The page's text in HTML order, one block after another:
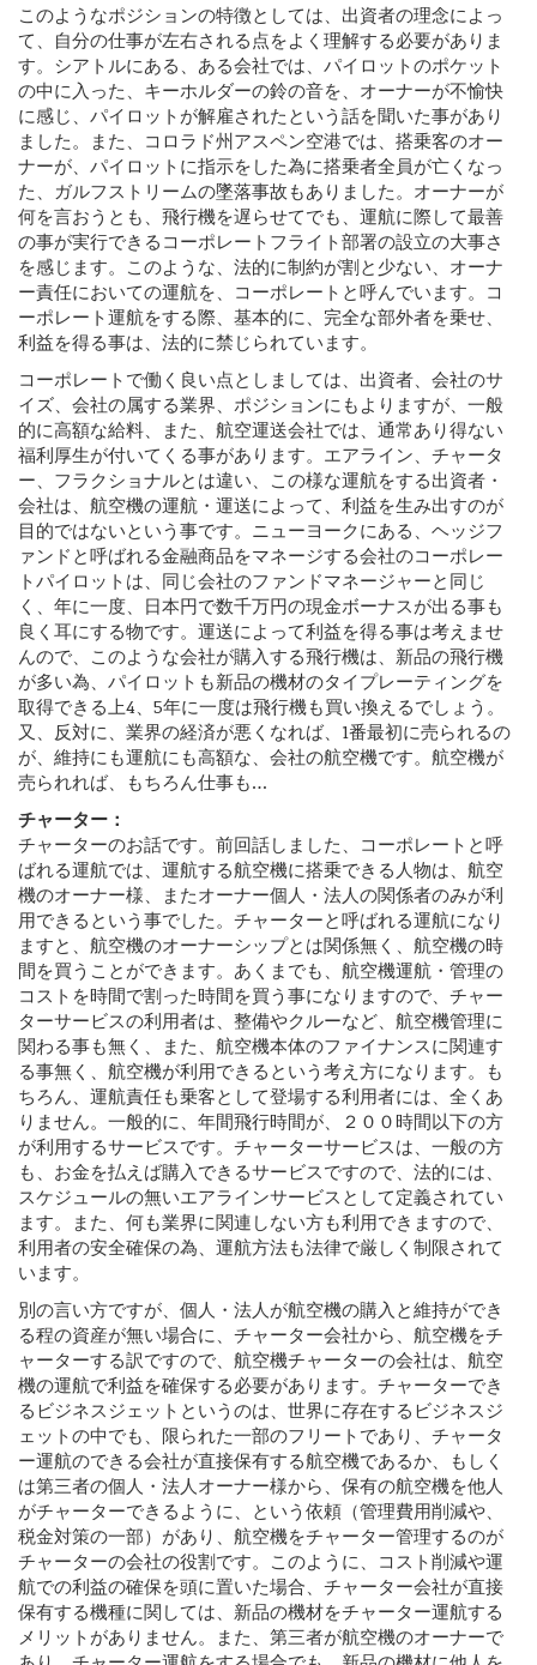
このようなポジションの特徴としては、出資者の理念によっ
て、自分の仕事が左右される点をよく理解する必要がありま
す。シアトルにある、ある会社では、パイロットのポケット
の中に入った、キーホルダーの鈴の音を、オーナーが不愉快
に感じ、パイロットが解雇されたという話を聞いた事があり
ました。また、コロラド州アスペン空港では、搭乗客のオー
ナーが、パイロットに指示をした為に搭乗者全員が亡くなっ
た、ガルフストリームの墜落事故もありました。オーナーが
何を言おうとも、飛行機を遅らせてでも、運航に際して最善
の事が実行できるコーポレートフライト部署の設立の大事さ
を感じます。このような、法的に制約が割と少ない、オーナ
ー責任においての運航を、コーポレートと呼んでいます。コ
ーポレート運航をする際、基本的に、完全な部外者を乗せ、
利益を得る事は、法的に禁じられています。
コーポレートで働く良い点としましては、出資者、会社のサ
イズ、会社の属する業界、ポジションにもよりますが、一般
的に高額な給料、また、航空運送会社では、通常あり得ない
福利厚生が付いてくる事があります。エアライン、チャータ
ー、フラクショナルとは違い、この様な運航をする出資者・
会社は、航空機の運航・運送によって、利益を生み出すのが
目的ではないという事です。ニューヨークにある、ヘッジフ
ァンドと呼ばれる金融商品をマネージする会社のコーポレー
トパイロットは、同じ会社のファンドマネージャーと同じ
く、年に一度、日本円で数千万円の現金ボーナスが出る事も
良く耳にする物です。運送によって利益を得る事は考えませ
んので、このような会社が購入する飛行機は、新品の飛行機
が多い為、パイロットも新品の機材のタイプレーティングを
取得できる上4、5年に一度は飛行機も買い換えるでしょう。
又、反対に、業界の経済が悪くなれば、1番最初に売られるの
が、維持にも運航にも高額な、会社の航空機です。航空機が
売られれば、もちろん仕事も…
チャーター：
チャーターのお話です。前回話しました、コーポレートと呼
ばれる運航では、運航する航空機に搭乗できる人物は、航空
機のオーナー様、またオーナー個人・法人の関係者のみが利
用できるという事でした。チャーターと呼ばれる運航になり
ますと、航空機のオーナーシップとは関係無く、航空機の時
間を買うことができます。あくまでも、航空機運航・管理の
コストを時間で割った時間を買う事になりますので、チャー
ターサービスの利用者は、整備やクルーなど、航空機管理に
関わる事も無く、また、航空機本体のファイナンスに関連す
る事無く、航空機が利用できるという考え方になります。も
ちろん、運航責任も乗客として登場する利用者には、全くあ
りません。一般的に、年間飛行時間が、２００時間以下の方
が利用するサービスです。チャーターサービスは、一般の方
も、お金を払えば購入できるサービスですので、法的には、
スケジュールの無いエアラインサービスとして定義されてい
ます。また、何も業界に関連しない方も利用できますので、
利用者の安全確保の為、運航方法も法律で厳しく制限されて
います。
別の言い方ですが、個人・法人が航空機の購入と維持ができ
る程の資産が無い場合に、チャーター会社から、航空機をチ
ャーターする訳ですので、航空機チャーターの会社は、航空
機の運航で利益を確保する必要があります。チャーターでき
るビジネスジェットというのは、世界に存在するビジネスジ
ェットの中でも、限られた一部のフリートであり、チャータ
ー運航のできる会社が直接保有する航空機であるか、もしく
は第三者の個人・法人オーナー様から、保有の航空機を他人
がチャーターできるように、という依頼（管理費用削減や、
税金対策の一部）があり、航空機をチャーター管理するのが
チャーターの会社の役割です。このように、コスト削減や運
航での利益の確保を頭に置いた場合、チャーター会社が直接
保有する機種に関しては、新品の機材をチャーター運航する
メリットがありません。また、第三者が航空機のオーナーで